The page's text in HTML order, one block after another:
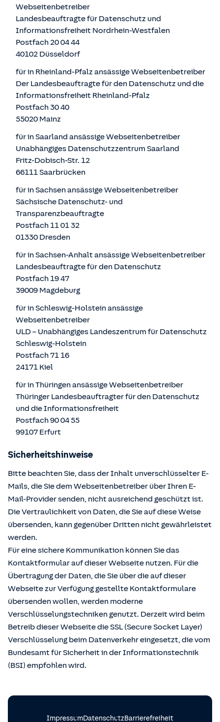
Webseitenbetreiber
Landesbeauftragte für Datenschutz und
Informationsfreiheit Nordrhein-Westfalen
Postfach 20 04 44
40102 Düsseldorf
für in Rheinland-Pfalz ansässige Webseitenbetreiber
Der Landesbeauftragte für den Datenschutz und die
Informationsfreiheit Rheinland-Pfalz
Postfach 30 40
55020 Mainz
für in Saarland ansässige Webseitenbetreiber
Unabhängiges Datenschutzzentrum Saarland
Fritz-Dobisch-Str. 12
66111 Saarbrücken
für in Sachsen ansässige Webseitenbetreiber
Sächsische Datenschutz- und
Transparenzbeauftragte
Postfach 11 01 32
01330 Dresden
für in Sachsen-Anhalt ansässige Webseitenbetreiber
Landesbeauftragte für den Datenschutz
Postfach 19 47
39009 Magdeburg
für in Schleswig-Holstein ansässige
Webseitenbetreiber
ULD – Unabhängiges Landeszentrum für Datenschutz
Schleswig-Holstein
Postfach 71 16
24171 Kiel
für in Thüringen ansässige Webseitenbetreiber
Thüringer Landesbeauftragter für den Datenschutz
und die Informationsfreiheit
Postfach 90 04 55
99107 Erfurt
Sicherheitshinweise
Bitte beachten Sie, dass der Inhalt unverschlüsselter E-
Mails, die Sie dem Webseitenbetreiber über Ihren E-
Mail-Provider senden, nicht ausreichend geschützt ist.
Die Vertraulichkeit von Daten, die Sie auf diese Weise
übersenden, kann gegenüber Dritten nicht gewährleistet
werden.
Für eine sichere Kommunikation können Sie das
Kontaktformular auf dieser Webseite nutzen. Für die
Übertragung der Daten, die Sie über die auf dieser
Webseite zur Verfügung gestellte Kontaktformulare
übersenden wollen, werden moderne
Verschlüsselungstechniken genutzt. Derzeit wird beim
Betreib dieser Webseite die SSL (Secure Socket Layer)
Verschlüsselung beim Datenverkehr eingesetzt, die vom
Bundesamt für Sicherheit in der Informationstechnik
(BSI) empfohlen wird.
ImpressumDatenschutzBarrierefreiheit